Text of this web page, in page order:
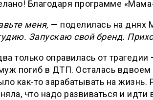
Благодаря программе
меня, — поделилась на днях
Запускаю свой бренд.
только оправилась от трагедии
погиб в ДТП. Осталась
как-то зарабатывать на жизнь.
что надо развиваться и